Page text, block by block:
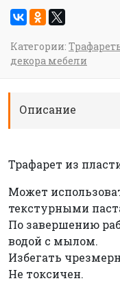
Категории:
декора мебели
Описание
Трафарет из
Может
текстурными
По завершению
водой с мылом.
Избегать
Не токсичен.